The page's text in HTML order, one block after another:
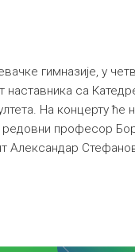
гимназије, у
наставника са
На концерту ће
професор
Александар